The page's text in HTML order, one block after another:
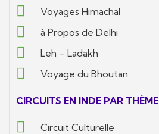
Voyages Himachal
à Propos de Delhi
Leh – Ladakh
Voyage du Bhoutan
CIRCUITS EN INDE PAR THÈME
Circuit Culturelle